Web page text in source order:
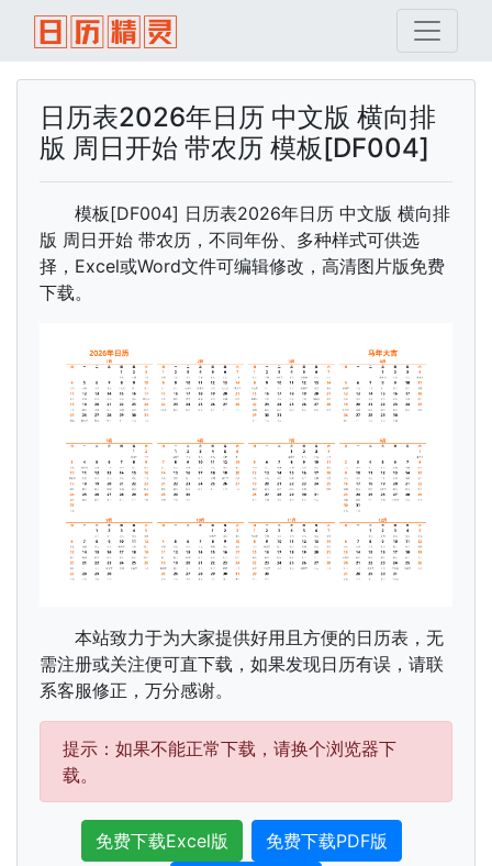
日历表2026年日历 中文版 横向排
版 周日开始 带农历 模板[DF004]
模板[DF004] 日历表2026年日历 中文版 横向排
版 周日开始 带农历，不同年份、多种样式可供选
择，Excel或Word文件可编辑修改，高清图片版免费
下载。
本站致力于为大家提供好用且方便的日历表，无
需注册或关注便可直下载，如果发现日历有误，请联
系客服修正，万分感谢。
提示：如果不能正常下载，请换个浏览器下
载。
免费下载Excel版
免费下载PDF版